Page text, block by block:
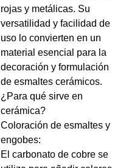
rojas y metálicas. Su
versatilidad y facilidad de
uso lo convierten en un
material esencial para la
decoración y formulación
de esmaltes cerámicos.
¿Para qué sirve en
cerámica?
Coloración de esmaltes y
engobes:
El carbonato de cobre se